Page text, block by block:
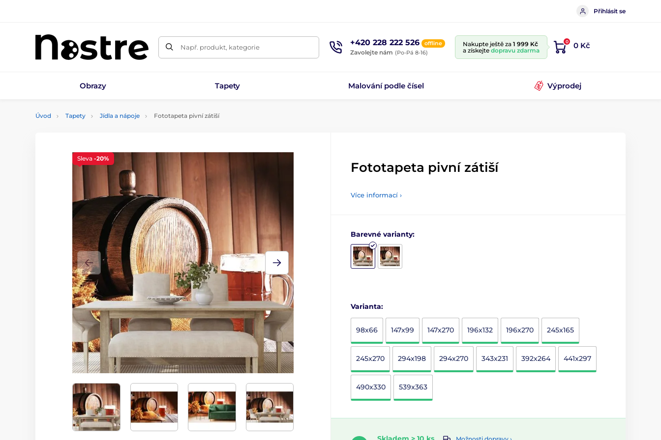
Přihlásit se
Např. produkt, kategorie +420 228 222 526 offline
Zavolejte nám (Po-Pá 8-16)
Nakupte ještě za 1 999 Kč
a získejte dopravu zdarma
0 0 Kč
Obrazy Tapety Malování podle čísel Výprodej
Úvod Tapety Jídla a nápoje Fototapeta pivní zátiší
Sleva -20%
Fototapeta pivní zátiší
Více informací ›
Barevné varianty:
Varianta:
98x66 147x99 147x270 196x132 196x270 245x165
245x270 294x198 294x270 343x231 392x264 441x297
490x330 539x363